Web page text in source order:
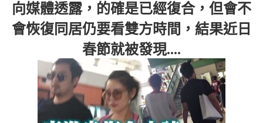
向媒體透露，的確是已經復合，但會不
會恢復同居仍要看雙方時間，結果近日
春節就被發現....